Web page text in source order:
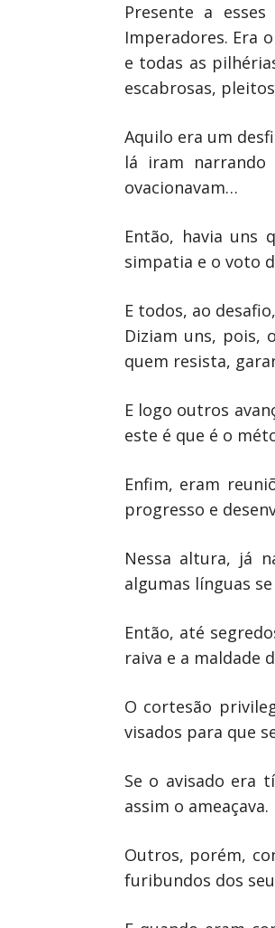
Presente a
Imperadores. Era
e todas as
escabrosas,
Aquilo era um
lá iram narrando
ovacionavam…
Então, havia uns
simpatia e o voto
E todos, ao
Diziam uns, pois,
quem resista,
E logo outros
este é que é o
Enfim, eram
progresso e
Nessa altura, já
algumas línguas
Então, até
raiva e a maldade
O cortesão
visados para que
Se o avisado era
assim o ameaçava.
Outros, porém,
furibundos dos